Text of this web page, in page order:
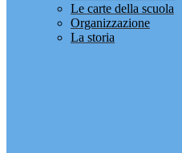
Le carte della scuola
Organizzazione
La storia